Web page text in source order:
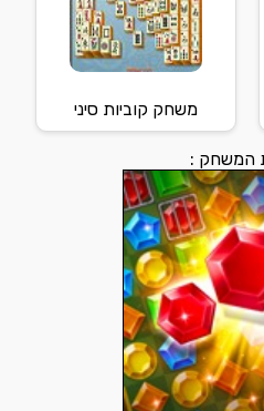
משחק קוביות סיני
המשחק :